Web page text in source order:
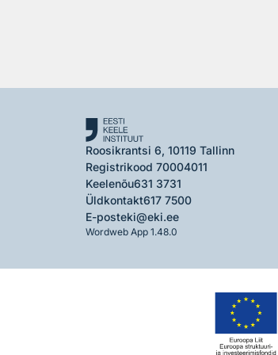
Roosikrantsi 6, 10119 Tallinn
Registrikood 70004011
Keelenõu631 3731
Üldkontakt617 7500
E-posteki@eki.ee
Wordweb App 1.48.0